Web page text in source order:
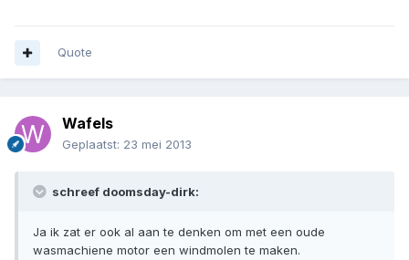
Quote
Wafels
Geplaatst: 23 mei 2013
schreef doomsday-dirk:
Ja ik zat er ook al aan te denken om met een oude
wasmachiene motor een windmolen te maken.